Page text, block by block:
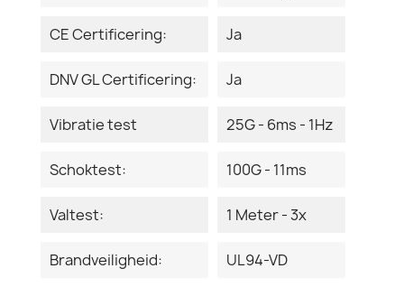
CE Certificering: Ja
DNV GL Certificering: Ja
Vibratie test 25G - 6ms - 1Hz
Schoktest: 100G - 11ms
Valtest: 1 Meter - 3x
Brandveiligheid: UL94-VD